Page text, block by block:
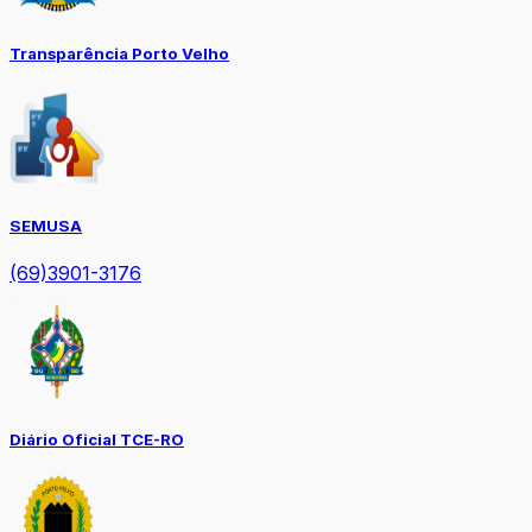
Transparência Porto Velho
SEMUSA
(69)3901-3176
Diário Oficial TCE-RO